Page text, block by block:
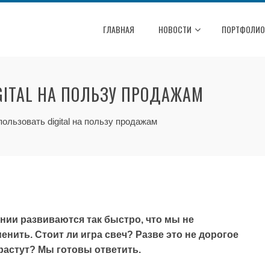
ГЛАВНАЯ НОВОСТИ ПОРТФОЛИО
НА ПОЛЬЗУ ПРОДАЖАМ
digital на пользу продажам
развиваются так быстро, что мы не
Стоит ли игра свеч? Разве это не дорогое
Мы готовы ответить.